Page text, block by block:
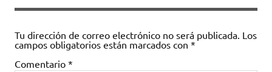
Tu dirección de correo electrónico no será publicada. Los
campos obligatorios están marcados con *
Comentario *